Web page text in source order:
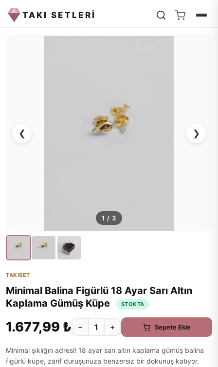
TAKI SETLERİ
❮ ❯
1 / 3
TAKISET
Minimal Balina Figürlü 18 Ayar Sarı Altın
Kaplama Gümüş Küpe
STOKTA
1.677,99 ₺ − + Sepete Ekle
Minimal şıklığın adresi! 18 ayar sarı altın kaplama gümüş balina
figürlü küpe, zarif duruşunuza benzersiz bir dokunuş katıyor.